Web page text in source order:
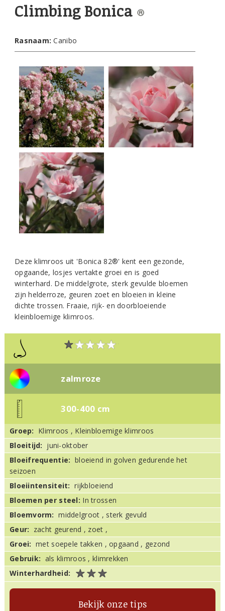
Climbing Bonica
Rasnaam:Canibo
Deze klimroos uit 'Bonica 82®' kent een gezonde,
opgaande, losjes vertakte groei en is goed
winterhard. De middelgrote, sterk gevulde bloemen
zijn helderroze, geuren zoet en bloeien in kleine
dichte trossen. Fraaie, rijk- en doorbloeiende
kleinbloemige klimroos.
zalmroze
300-400 cm
Groep: Klimroos , Kleinbloemige klimroos
Bloeitijd: juni-oktober
Bloeifrequentie: bloeiend in golven gedurende het
seizoen
Bloeiintensiteit:rijkbloeiend
Bloemen per steel: In trossen
Bloemvorm: middelgroot , sterk gevuld
Geur: zacht geurend , zoet ,
Groei: met soepele takken , opgaand , gezond
Gebruik: als klimroos , klimrekken
Winterhardheid:
Bekijk onze tips